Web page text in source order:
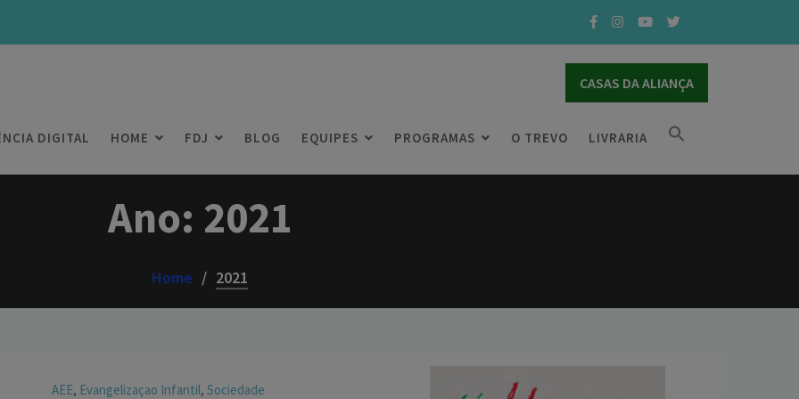
CASAS DA ALIANÇA
DIGITAL HOME FDJ BLOG EQUIPES PROGRAMAS O TREVO LIVRARIA
Ano: 2021
Home 2021
AEE, Evangelizaçao Infantil,Sociedade